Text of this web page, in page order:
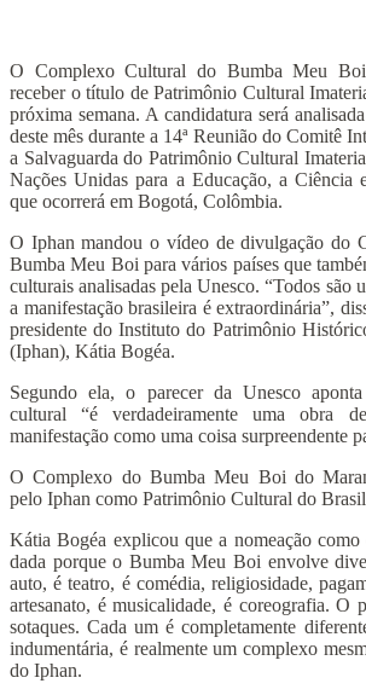
O Complexo Cultural do Bumba Meu
receber o título de Patrimônio Cultural
próxima semana. A candidatura será
deste mês durante a 14ª Reunião do Comitê
a Salvaguarda do Patrimônio Cultural
Nações Unidas para a Educação, a Ciência
que ocorrerá em Bogotá, Colômbia.
O Iphan mandou o vídeo de divulgação do
Bumba Meu Boi para vários países que
culturais analisadas pela Unesco. “Todos são
a manifestação brasileira é extraordinária”,
presidente do Instituto do Patrimônio
(Iphan), Kátia Bogéa.
Segundo ela, o parecer da Unesco
cultural “é verdadeiramente uma obra
manifestação como uma coisa surpreendente
O Complexo do Bumba Meu Boi do
pelo Iphan como Patrimônio Cultural do
Kátia Bogéa explicou que a nomeação
dada porque o Bumba Meu Boi envolve
auto, é teatro, é comédia, religiosidade,
artesanato, é musicalidade, é coreografia. O
sotaques. Cada um é completamente
indumentária, é realmente um complexo
do Iphan.